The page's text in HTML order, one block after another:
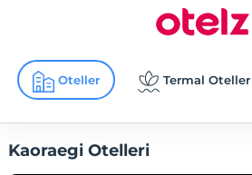
Oteller Termal Oteller
Kaoraegi Otelleri